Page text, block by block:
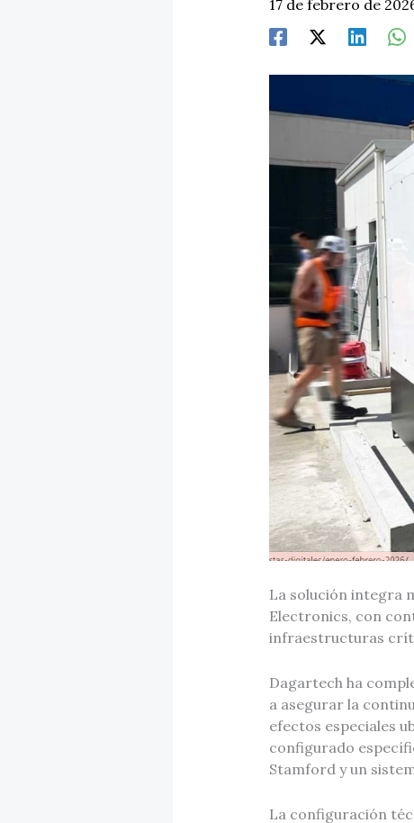
17 de febrero de
La solución integra
Electronics, con
infraestructuras
Dagartech ha
a asegurar la
efectos especiales
configurado
Stamford y un
La configuración